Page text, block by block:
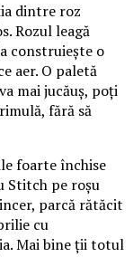
dintre roz
Rozul leagă
construiește o
aer. O paletă
mai jucăuș, poți
fără să
foarte închise
Stitch pe roșu
parcă rătăcit
cu
Mai bine ții totul